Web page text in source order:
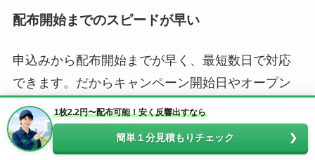
配布開始までのスピードが早い
申込みから配布開始までが早く、最短数日で対応
できます。だからキャンペーン開始日やオープン
日が決まっている場合でも、機会損失を最小限に
抑えた集客が可能です。
1枚2.2円〜配布可能！安く反響出すなら
簡単１分見積もりチェック